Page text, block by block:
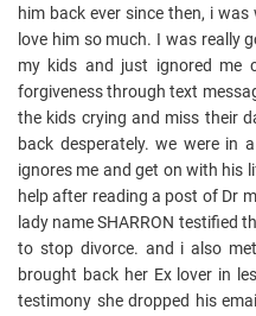
him back ever since then, i
love him so much. I was really
my kids and just ignored me
forgiveness through text
the kids crying and miss their
back desperately. we were in
ignores me and get on with his
help after reading a post of Dr
lady name SHARRON testified
to stop divorce. and i also
brought back her Ex lover in
testimony she dropped his